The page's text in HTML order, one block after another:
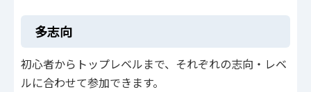
多志向
初心者からトップレベルまで、それぞれの志向・レベ
ルに合わせて参加できます。